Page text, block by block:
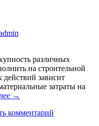
различных
на строительной
действий зависит
затраты на
→
комментарий